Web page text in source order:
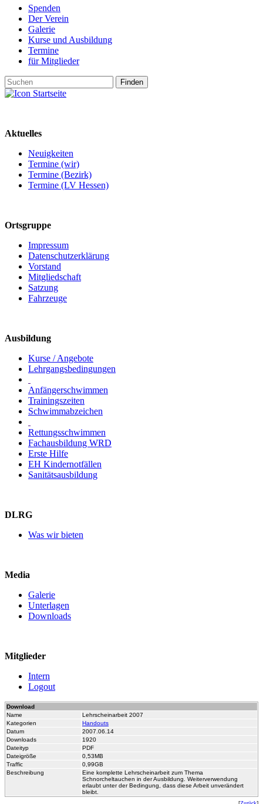
Spenden
Der Verein
Galerie
Kurse und Ausbildung
Termine
für Mitglieder
Aktuelles
Neuigkeiten
Termine (wir)
Termine (Bezirk)
Termine (LV Hessen)
Ortsgruppe
Impressum
Datenschutzerklärung
Vorstand
Mitgliedschaft
Satzung
Fahrzeuge
Ausbildung
Kurse / Angebote
Lehrgangsbedingungen
Anfängerschwimmen
Trainingszeiten
Schwimmabzeichen
Rettungsschwimmen
Fachausbildung WRD
Erste Hilfe
EH Kindernotfällen
Sanitätsausbildung
DLRG
Was wir bieten
Media
Galerie
Unterlagen
Downloads
Mitglieder
Intern
Logout
Download
Name
Lehrscheinarbeit 2007
Kategorien
Handouts
Datum
2007.06.14
Downloads
1920
Dateityp
PDF
Dateigröße
0,53MB
Traffic
0,99GB
Beschreibung
Eine komplette Lehrscheinarbeit zum Thema
Schnorcheltauchen in der Ausbildung. Weiterverwendung
erlaubt unter der Bedingung, dass diese Arbeit unverändert
bleibt.